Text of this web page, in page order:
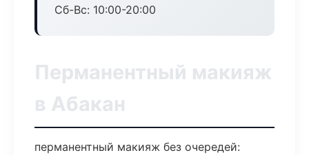
Сб-Вс: 10:00-20:00
Перманентный макияж
в Абакан
перманентный макияж без очередей: